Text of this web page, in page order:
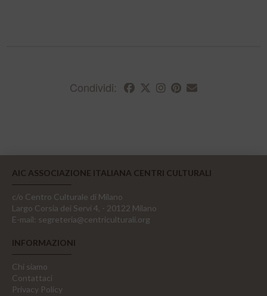
Condividi:
AIC ASSOCIAZIONE ITALIANA CENTRI CULTURALI
c/o Centro Culturale di Milano
Largo Corsia dei Servi 4, - 20122 Milano
E-mail: segreteria@centriculturali.org
INFORMAZIONI
Chi siamo
Contattaci
Privacy Policy